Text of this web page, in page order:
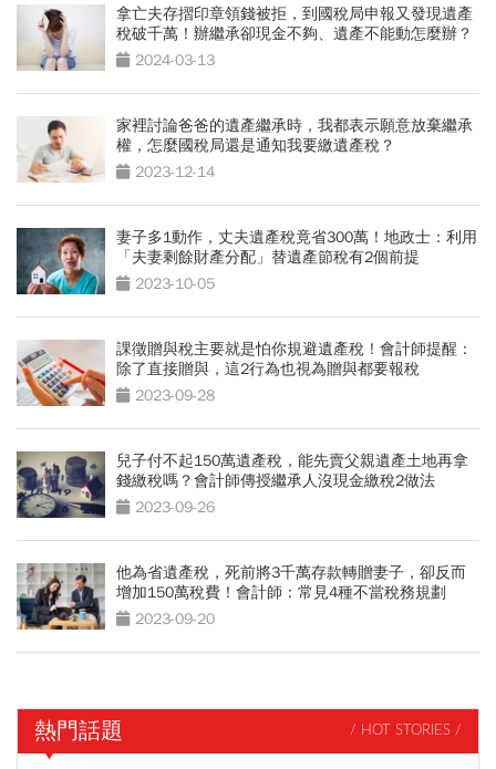
拿亡夫存摺印章領錢被拒，到國稅局申報又發現遺產
稅破千萬！辦繼承卻現金不夠、遺產不能動怎麼辦？
2024-03-13
家裡討論爸爸的遺產繼承時，我都表示願意放棄繼承
權，怎麼國稅局還是通知我要繳遺產稅？
2023-12-14
妻子多1動作，丈夫遺產稅竟省300萬！地政士：利用
「夫妻剩餘財產分配」替遺產節稅有2個前提
2023-10-05
課徵贈與稅主要就是怕你規避遺產稅！會計師提醒：
除了直接贈與，這2行為也視為贈與都要報稅
2023-09-28
兒子付不起150萬遺產稅，能先賣父親遺產土地再拿
錢繳稅嗎？會計師傳授繼承人沒現金繳稅2做法
2023-09-26
他為省遺產稅，死前將3千萬存款轉贈妻子，卻反而
增加150萬稅費！會計師：常見4種不當稅務規劃
2023-09-20
熱門話題 / HOT STORIES /